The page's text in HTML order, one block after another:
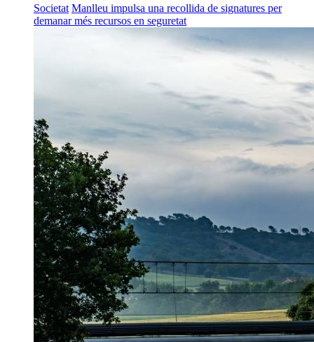
Societat Manlleu impulsa una recollida de signatures per
demanar més recursos en seguretat